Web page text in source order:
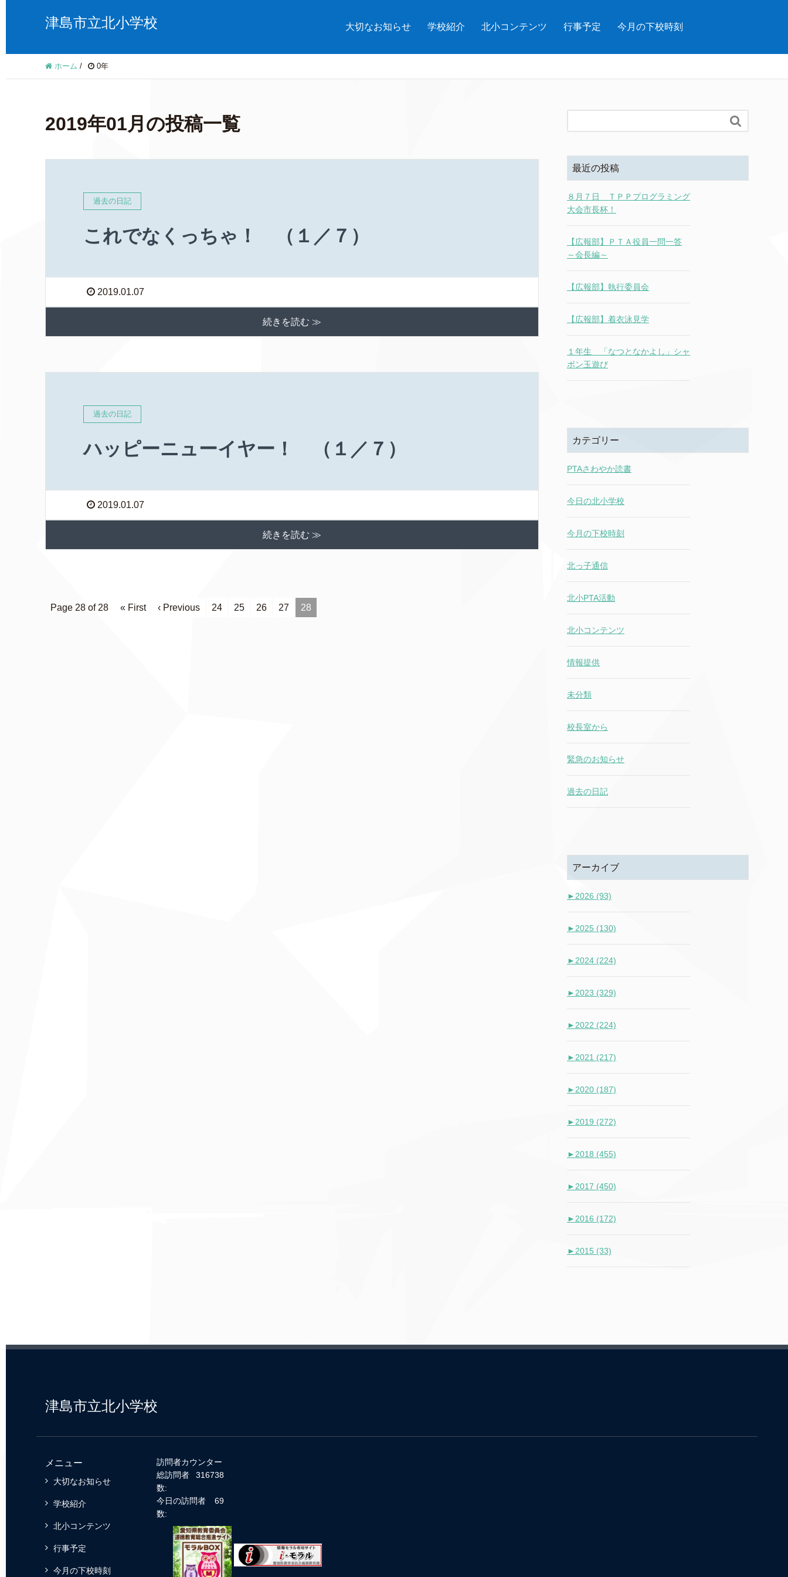
津島市立北小学校 大切なお知らせ 学校紹介 北小コンテンツ 行事予定 今月の下校時刻
ホーム / 0年
2019年01月の投稿一覧
過去の日記
これでなくっちゃ！ （１／７）
2019.01.07
続きを読む ≫
過去の日記
ハッピーニューイヤー！ （１／７）
2019.01.07
続きを読む ≫
Page 28 of 28 « First ‹ Previous 24 25 26 27 28

最近の投稿
８月７日 ＴＰＰプログラミング
大会市長杯！
【広報部】ＰＴＡ役員一問一答
～会長編～
【広報部】執行委員会
【広報部】着衣泳見学
１年生 「なつとなかよし」シャ
ボン玉遊び
カテゴリー
PTAさわやか読書
今日の北小学校
今月の下校時刻
北っ子通信
北小PTA活動
北小コンテンツ
情報提供
未分類
校長室から
緊急のお知らせ
過去の日記
アーカイブ
► 2026 (93)
► 2025 (130)
► 2024 (224)
► 2023 (329)
► 2022 (224)
► 2021 (217)
► 2020 (187)
► 2019 (272)
► 2018 (455)
► 2017 (450)
► 2016 (172)
► 2015 (33)
津島市立北小学校
メニュー
大切なお知らせ
学校紹介
北小コンテンツ
行事予定
今月の下校時刻
訪問者カウンター
316738
総訪問者
数:
69
今日の訪問者
数: